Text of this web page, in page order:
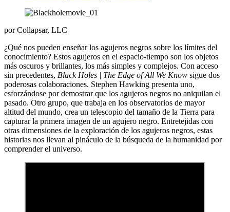
por Collapsar, LLC
¿Qué nos pueden enseñar los agujeros negros sobre los límites del
conocimiento? Estos agujeros en el espacio-tiempo son los objetos
más oscuros y brillantes, los más simples y complejos. Con acceso
sin precedentes, Black Holes | The Edge of All We Know sigue dos
poderosas colaboraciones. Stephen Hawking presenta uno,
esforzándose por demostrar que los agujeros negros no aniquilan el
pasado. Otro grupo, que trabaja en los observatorios de mayor
altitud del mundo, crea un telescopio del tamaño de la Tierra para
capturar la primera imagen de un agujero negro. Entretejidas con
otras dimensiones de la exploración de los agujeros negros, estas
historias nos llevan al pináculo de la búsqueda de la humanidad por
comprender el universo.